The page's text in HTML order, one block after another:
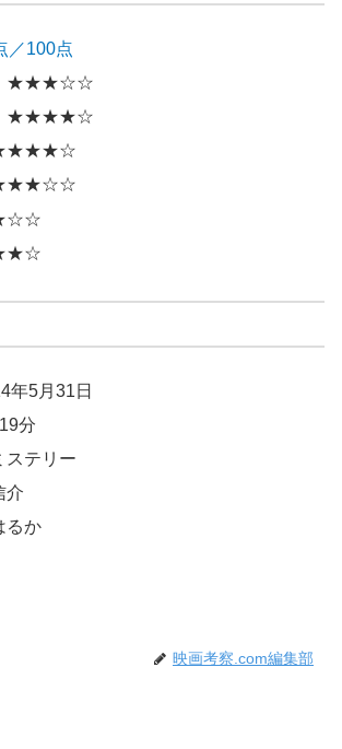
／100点
：★★★☆☆
：★★★★☆
★★★★☆
★★★☆☆
年5月31日
分
ステリー
介
るか
映画考察.com編集部